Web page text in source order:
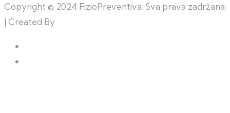
Copyright © 2024 FizioPreventiva. Sva prava zadržana
| Created By